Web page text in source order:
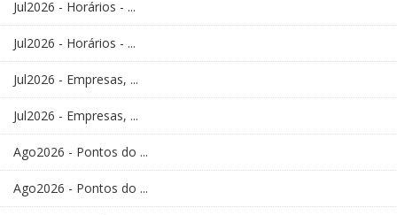
Jul2026 - Horários - ...
Jul2026 - Horários - ...
Jul2026 - Empresas, ...
Jul2026 - Empresas, ...
Ago2026 - Pontos do ...
Ago2026 - Pontos do ...